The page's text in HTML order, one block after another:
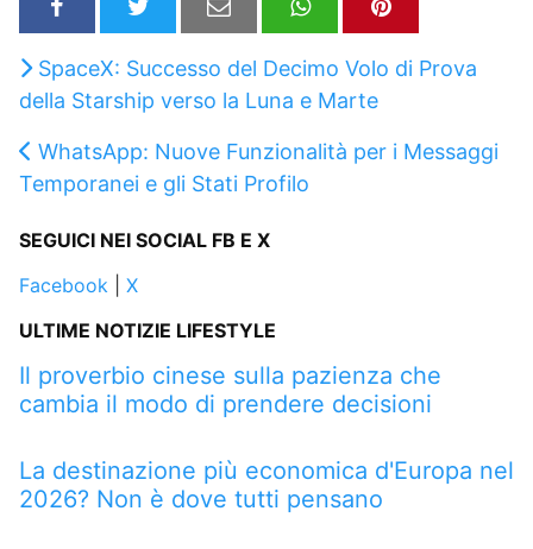
SpaceX: Successo del Decimo Volo di Prova
della Starship verso la Luna e Marte
WhatsApp: Nuove Funzionalità per i Messaggi
Temporanei e gli Stati Profilo
SEGUICI NEI SOCIAL FB E X
Facebook
X
ULTIME NOTIZIE LIFESTYLE
Il proverbio cinese sulla pazienza che
cambia il modo di prendere decisioni
La destinazione più economica d'Europa nel
2026? Non è dove tutti pensano